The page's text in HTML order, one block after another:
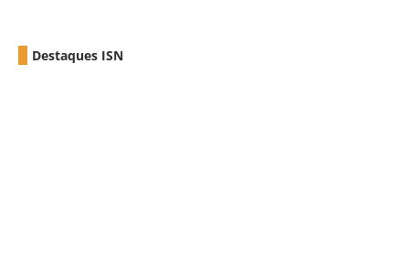
Destaques ISN